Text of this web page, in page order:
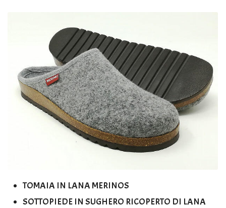
TOMAIA IN LANA MERINOS
SOTTOPIEDE IN SUGHERO RICOPERTO DI LANA